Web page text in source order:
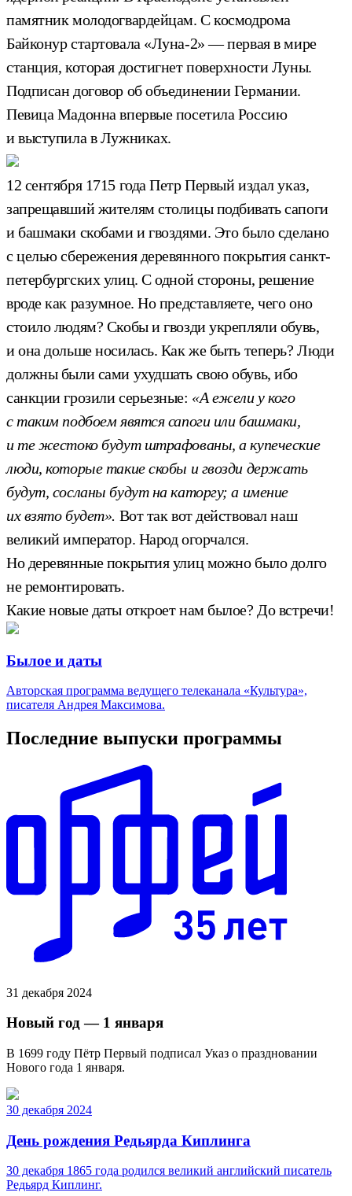
памятник молодогвардейцам. С космодрома
Байконур стартовала «Луна-2» — первая в мире
станция, которая достигнет поверхности Луны.
Подписан договор об объединении Германии.
Певица Мадонна впервые посетила Россию
и выступила в Лужниках.
12 сентября 1715 года Петр Первый издал указ,
запрещавший жителям столицы подбивать сапоги
и башмаки скобами и гвоздями. Это было сделано
с целью сбережения деревянного покрытия санкт-
петербургских улиц. С одной стороны, решение
вроде как разумное. Но представляете, чего оно
стоило людям? Скобы и гвозди укрепляли обувь,
и она дольше носилась. Как же быть теперь? Люди
должны были сами ухудшать свою обувь, ибо
санкции грозили серьезные: «А ежели у кого
с таким подбоем явятся сапоги или башмаки,
и те жестоко будут штрафованы, а купеческие
люди, которые такие скобы и гвозди держать
будут, сосланы будут на каторгу; а имение
их взято будет». Вот так вот действовал наш
великий император. Народ огорчался.
Но деревянные покрытия улиц можно было долго
не ремонтировать.
Какие новые даты откроет нам былое? До встречи!
Былое и даты
Авторская программа ведущего телеканала «Культура»,
писателя Андрея Максимова.
Последние выпуски программы
31 декабря 2024
Новый год — 1 января
В 1699 году Пётр Первый подписал Указ о праздновании
Нового года 1 января.
30 декабря 2024
День рождения Редьярда Киплинга
30 декабря 1865 года родился великий английский писатель
Редьярд Киплинг.